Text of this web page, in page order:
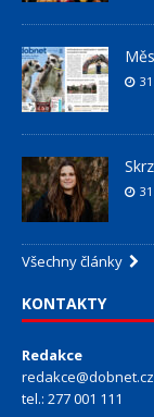
Všechny články
KONTAKTY
Redakce
redakce@dobnet.cz
tel.: 277 001 111